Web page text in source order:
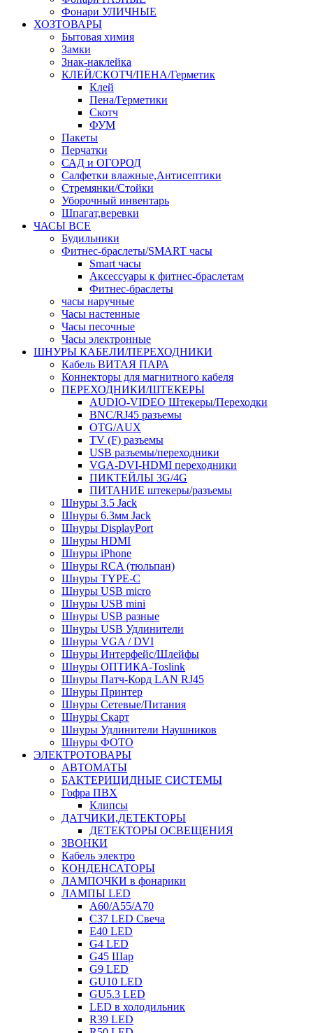
Фонари УЛИЧНЫЕ
ХОЗТОВАРЫ
Бытовая химия
Замки
Знак-наклейка
КЛЕЙ/СКОТЧ/ПЕНА/Герметик
Клей
Пена/Герметики
Скотч
ФУМ
Пакеты
Перчатки
САД и ОГОРОД
Салфетки влажные,Антисептики
Стремянки/Стойки
Уборочный инвентарь
Шпагат,веревки
ЧАСЫ ВСЕ
Будильники
Фитнес-браслеты/SMART часы
Smart часы
Аксессуары к фитнес-браслетам
Фитнес-браслеты
часы наручные
Часы настенные
Часы песочные
Часы электронные
ШНУРЫ КАБЕЛИ/ПЕРЕХОДНИКИ
Кабель ВИТАЯ ПАРА
Коннекторы для магнитного кабеля
ПЕРЕХОДНИКИ/ШТЕКЕРЫ
AUDIO-VIDEO Штекеры/Переходки
BNC/RJ45 разъемы
OTG/AUX
TV (F) разъемы
USB разъемы/переходники
VGA-DVI-HDMI переходники
ПИКТЕЙЛЫ 3G/4G
ПИТАНИЕ штекеры/разъемы
Шнуры 3.5 Jack
Шнуры 6.3мм Jack
Шнуры DisplayPort
Шнуры HDMI
Шнуры iPhone
Шнуры RCA (тюльпан)
Шнуры TYPE-C
Шнуры USB micro
Шнуры USB mini
Шнуры USB разные
Шнуры USB Удлинители
Шнуры VGA / DVI
Шнуры Интерфейс/Шлейфы
Шнуры ОПТИКА-Toslink
Шнуры Патч-Корд LAN RJ45
Шнуры Принтер
Шнуры Сетевые/Питания
Шнуры Скарт
Шнуры Удлинители Наушников
Шнуры ФОТО
ЭЛЕКТРОТОВАРЫ
АВТОМАТЫ
БАКТЕРИЦИДНЫЕ СИСТЕМЫ
Гофра ПВХ
Клипсы
ДАТЧИКИ,ДЕТЕКТОРЫ
ДЕТЕКТОРЫ ОСВЕЩЕНИЯ
ЗВОНКИ
Кабель электро
КОНДЕНСАТОРЫ
ЛАМПОЧКИ в фонарики
ЛАМПЫ LED
A60/A55/A70
C37 LED Свеча
E40 LED
G4 LED
G45 Шар
G9 LED
GU10 LED
GU5.3 LED
LED в холодильник
R39 LED